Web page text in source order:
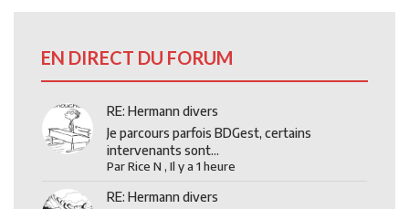
EN DIRECT DU FORUM
RE: Hermann divers
Je parcours parfois BDGest, certains
intervenants sont...
ParRice N ,Il y a 1 heure
RE: Hermann divers